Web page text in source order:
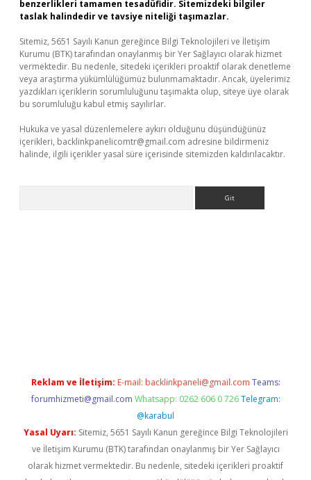
benzerlikleri tamamen tesadüfidir. Sitemizdeki bilgiler
taslak halindedir ve tavsiye niteliği taşımazlar.
Sitemiz, 5651 Sayılı Kanun gereğince Bilgi Teknolojileri ve İletişim
Kurumu (BTK) tarafından onaylanmış bir Yer Sağlayıcı olarak hizmet
vermektedir. Bu nedenle, sitedeki içerikleri proaktif olarak denetleme
veya araştırma yükümlülüğümüz bulunmamaktadır. Ancak, üyelerimiz
yazdıkları içeriklerin sorumluluğunu taşımakta olup, siteye üye olarak
bu sorumluluğu kabul etmiş sayılırlar.
Hukuka ve yasal düzenlemelere aykırı olduğunu düşündüğünüz
içerikleri, backlinkpanelicomtr@gmail.com adresine bildirmeniz
halinde, ilgili içerikler yasal süre içerisinde sitemizden kaldırılacaktır.
Reklam ve İletişim: E-mail: backlinkpaneli@gmail.com Teams:
forumhizmeti@gmail.com Whatsapp: 0262 606 0 726 Telegram:
@karabul
Yasal Uyarı: Sitemiz, 5651 Sayılı Kanun gereğince Bilgi Teknolojileri
ve İletişim Kurumu (BTK) tarafından onaylanmış bir Yer Sağlayıcı
olarak hizmet vermektedir. Bu nedenle, sitedeki içerikleri proaktif